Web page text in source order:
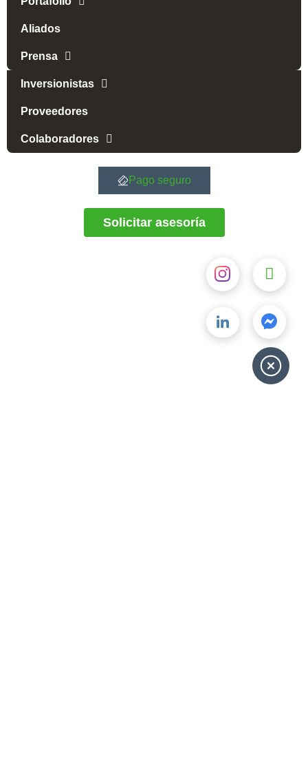
Aliados
Prensa
Inversionistas
Proveedores
Colaboradores
Pago seguro
Solicitar asesoría